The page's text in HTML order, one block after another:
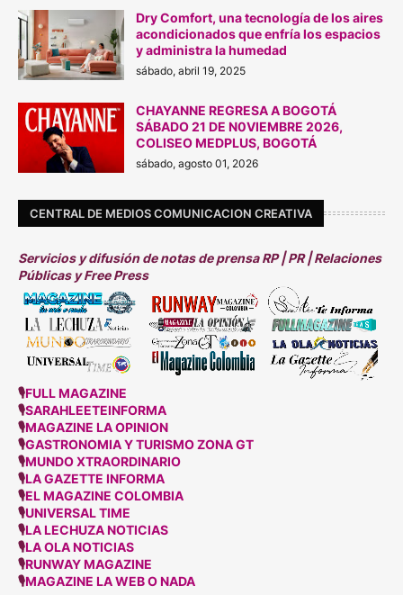
Dry Comfort, una tecnología de los aires
acondicionados que enfría los espacios
y administra la humedad
sábado, abril 19, 2025
CHAYANNE REGRESA A BOGOTÁ
SÁBADO 21 DE N0VIEMBRE 2026,
COLISEO MEDPLUS, BOGOTÁ
sábado, agosto 01, 2026
CENTRAL DE MEDIOS COMUNICACION CREATIVA
Servicios y difusión de notas de prensa RP | PR | Relaciones
Públicas y Free Press
🎙FULL MAGAZINE
🎙SARAHLEETEINFORMA
🎙MAGAZINE LA OPINION
🎙GASTRONOMIA Y TURISMO ZONA GT
🎙MUNDO XTRAORDINARIO
🎙LA GAZETTE INFORMA
🎙EL MAGAZINE COLOMBIA
🎙UNIVERSAL TIME
🎙LA LECHUZA NOTICIAS
🎙LA OLA NOTICIAS
🎙RUNWAY MAGAZINE
🎙MAGAZINE LA WEB O NADA